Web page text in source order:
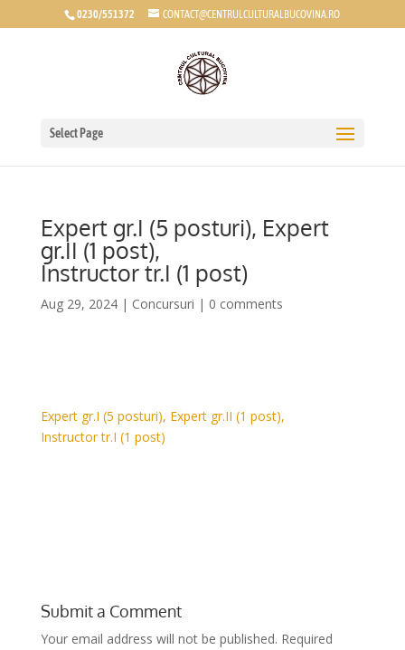
0230/551372 CONTACT@CENTRULCULTURALBUCOVINA.RO
Select Page
Expert gr.I (5 posturi), Expert
gr.II (1 post),
Instructor tr.I (1 post)
Aug 29, 2024| Concursuri | 0 comments
Expert gr.I (5 posturi), Expert gr.II (1 post),
Instructor tr.I (1 post)
Submit a Comment
Your email address will not be published. Required